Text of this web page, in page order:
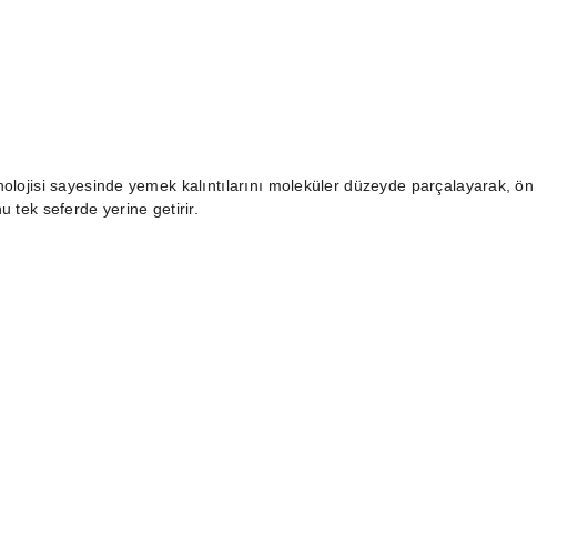
sayesinde yemek kalıntılarını moleküler düzeyde parçalayarak, ön
tek seferde yerine getirir.